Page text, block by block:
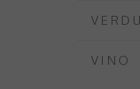
VINO